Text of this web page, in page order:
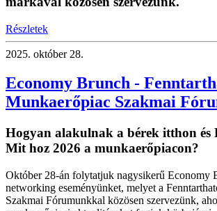
Részletek
2025. október 28.
Economy Brunch -
Munkaerőpiac Szakmai
Hogyan alakulnak a bérek itthon és
Mit hoz 2026 a munkaerőpiacon?
Október 28-án folytatjuk nagysikerű Economy
networking eseményünket, melyet a
Szakmai Fórumunkkal közösen szervezünk,